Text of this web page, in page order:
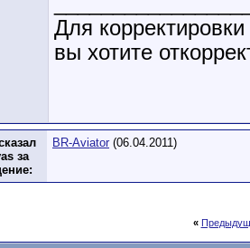
Для
вы хотите
за
BR-Aviator (06.04.2011)
«